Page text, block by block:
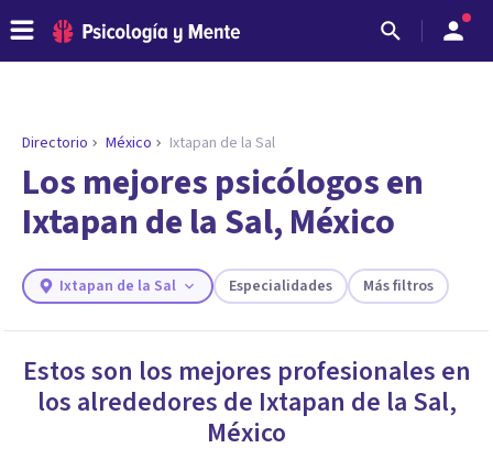
ENCONTRAR MI TERAPEUTA
¿Necesitas ayuda para encontrar el
psicólogo adecuado?
Directorio México Ixtapan de la Sal
Los mejores psicólogos en
Ixtapan de la Sal, México
Ixtapan de la Sal Especialidades Más filtros
Estos son los mejores profesionales en
los alrededores de Ixtapan de la Sal,
México